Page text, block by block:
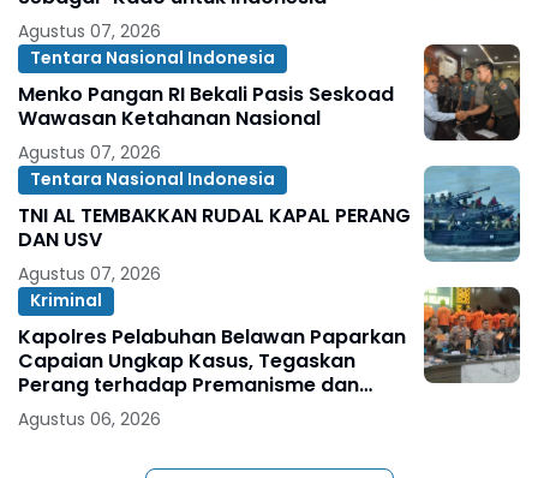
Agustus 07, 2026
Tentara Nasional Indonesia
Menko Pangan RI Bekali Pasis Seskoad
Wawasan Ketahanan Nasional
Agustus 07, 2026
Tentara Nasional Indonesia
TNI AL TEMBAKKAN RUDAL KAPAL PERANG
DAN USV
Agustus 07, 2026
Kriminal
Kapolres Pelabuhan Belawan Paparkan
Capaian Ungkap Kasus, Tegaskan
Perang terhadap Premanisme dan
Narkoba
Agustus 06, 2026